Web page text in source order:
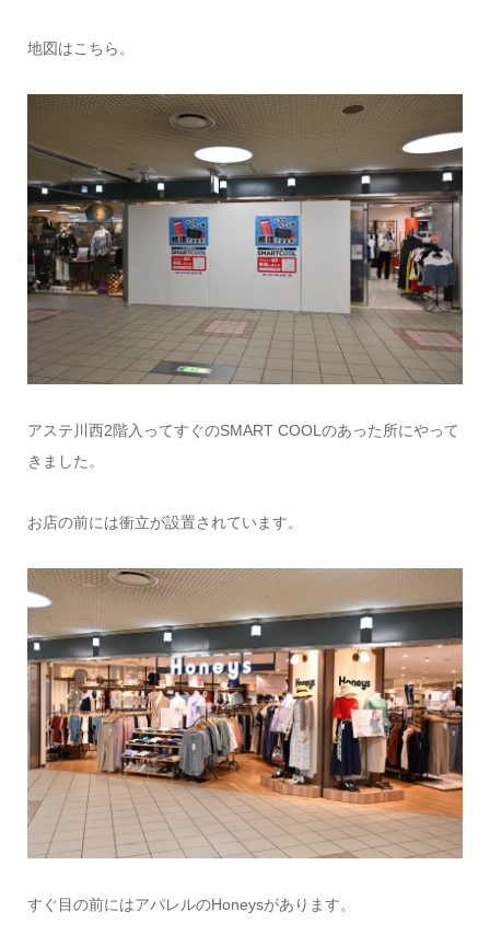
地図はこちら。
アステ川西2階入ってすぐのSMART COOLのあった所にやって
きました。
お店の前には衝立が設置されています。
すぐ目の前にはアパレルのHoneysがあります。